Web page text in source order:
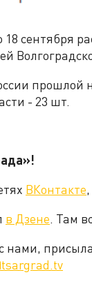
сентября
прошлой
- 23 шт.
ВКонтакте,
в Дзене. Там
нами,